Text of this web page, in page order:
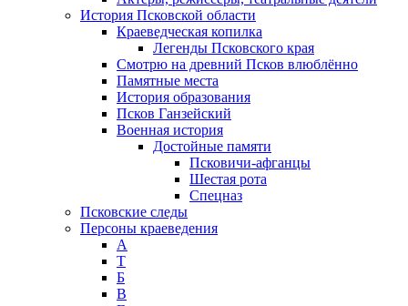
История Псковской области
Краеведческая копилка
Легенды Псковского края
Смотрю на древний Псков влюблённо
Памятные места
История образования
Псков Ганзейский
Военная история
Достойные памяти
Псковичи-афганцы
Шестая рота
Спецназ
Псковские следы
Персоны краеведения
А
T
Б
В